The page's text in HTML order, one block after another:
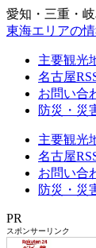
愛知・三重・
東海エリアの
主要観光
名古屋
お問い合
防災・災
主要観光
名古屋
お問い合
防災・災
PR
スポンサーリンク